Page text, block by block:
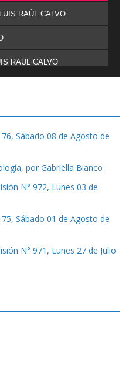
RAÚL CALVO
RAÚL CALVO
Sábado 08 de Agosto de
por Gabriella Bianco
N° 972, Lunes 03 de
Sábado 01 de Agosto de
N° 971, Lunes 27 de Julio